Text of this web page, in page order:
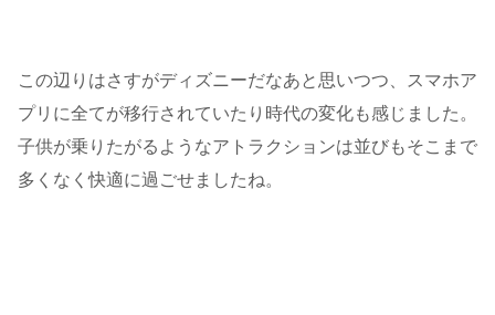
この辺りはさすがディズニーだなあと思いつつ、スマホア
プリに全てが移行されていたり時代の変化も感じました。
子供が乗りたがるようなアトラクションは並びもそこまで
多くなく快適に過ごせましたね。